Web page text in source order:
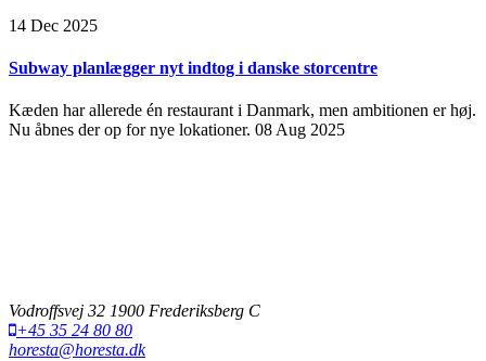
14 Dec 2025
Subway planlægger nyt indtog i danske storcentre
Kæden har allerede én restaurant i Danmark, men ambitionen er høj.
Nu åbnes der op for nye lokationer. 08 Aug 2025
Vodroffsvej 32 1900 Frederiksberg C
+45 35 24 80 80
horesta@horesta.dk